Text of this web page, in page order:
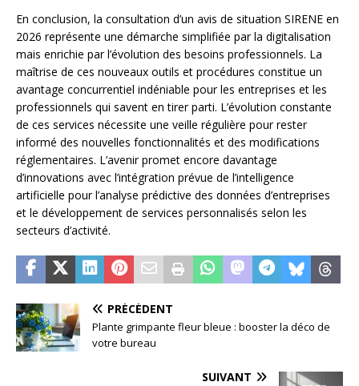
En conclusion, la consultation d’un avis de situation SIRENE en
2026 représente une démarche simplifiée par la digitalisation
mais enrichie par l’évolution des besoins professionnels. La
maîtrise de ces nouveaux outils et procédures constitue un
avantage concurrentiel indéniable pour les entreprises et les
professionnels qui savent en tirer parti. L’évolution constante
de ces services nécessite une veille régulière pour rester
informé des nouvelles fonctionnalités et des modifications
réglementaires. L’avenir promet encore davantage
d’innovations avec l’intégration prévue de l’intelligence
artificielle pour l’analyse prédictive des données d’entreprises
et le développement de services personnalisés selon les
secteurs d’activité.
PRÉCÉDENT
Plante grimpante fleur bleue : booster la déco de
votre bureau
SUIVANT